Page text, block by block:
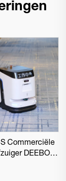
Commerciële
DEEBOT